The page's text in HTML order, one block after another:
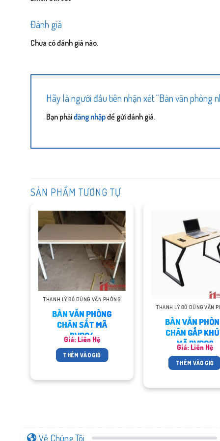
Đánh giá
Chưa có đánh giá nào.
Hãy là người đầu tiên nhận xét “Bàn văn phòng
Bạn phảiđăng nhậpđể gửi đánh giá.
SẢN PHẨM TƯƠNG TỰ
THANH LÝ ĐỒ DÙNG VĂN PHÒNG
BÀN VĂN PHÒNG
CHÂN SẮT MÃ
BVP04
Giá: Liên Hệ
THÊM VÀO GIỎ
THANH LÝ ĐỒ DÙNG VĂN
BÀN VĂN
CHÂN GẤP KHÚC
MÃ BVP03
Giá: Liên Hệ
THÊM VÀO GIỎ
Về Chúng Tôi